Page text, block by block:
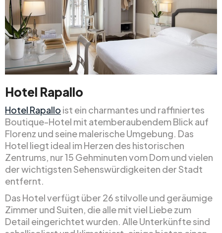
Hotel Rapallo
Hotel Rapallo ist ein charmantes und raffiniertes
Boutique-Hotel mit atemberaubendem Blick auf
Florenz und seine malerische Umgebung. Das
Hotel liegt ideal im Herzen des historischen
Zentrums, nur 15 Gehminuten vom Dom und vielen
der wichtigsten Sehenswürdigkeiten der Stadt
entfernt.
Das Hotel verfügt über 26 stilvolle und geräumige
Zimmer und Suiten, die alle mit viel Liebe zum
Detail eingerichtet wurden. Alle Unterkünfte sind